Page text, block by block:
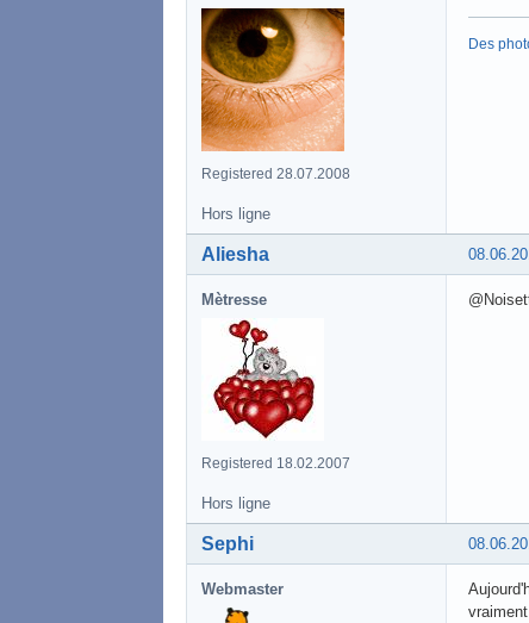
Registered 28.07.2008
Des
Hors ligne
Aliesha
Mètresse
Registered 18.02.2007
Hors ligne
Sephi
Webmaster